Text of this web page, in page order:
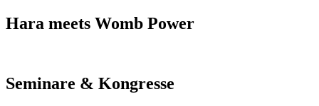
Hara meets Womb Power
Seminare & Kongresse